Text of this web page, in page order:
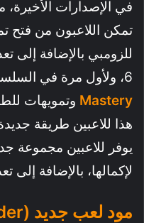
تمكن اللاعبون من فتح
6، ولأول مرة في السلسلة، ستكون هناك أيضًا تحديات
Mastery
يوفر للاعبين مجموعة
لإكمالها، بالإضافة إلى
مود لعب جديد (Kill Order)